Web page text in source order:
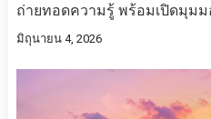
ถ่ายทอดความรู้ พร้อมเปิดมุมม
มิถุนายน 4, 2026